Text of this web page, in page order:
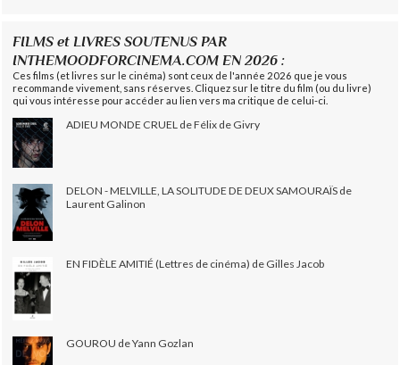
FILMS et LIVRES SOUTENUS PAR
INTHEMOODFORCINEMA.COM EN 2026 :
Ces films (et livres sur le cinéma) sont ceux de l'année 2026 que je vous
recommande vivement, sans réserves. Cliquez sur le titre du film (ou du livre)
qui vous intéresse pour accéder au lien vers ma critique de celui-ci.
ADIEU MONDE CRUEL de Félix de Givry
DELON - MELVILLE, LA SOLITUDE DE DEUX SAMOURAÏS de
Laurent Galinon
EN FIDÈLE AMITIÉ (Lettres de cinéma) de Gilles Jacob
GOUROU de Yann Gozlan